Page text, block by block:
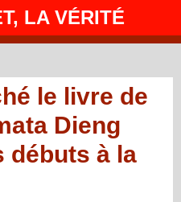
LA VÉRITÉ
le livre de
Dieng
débuts à la